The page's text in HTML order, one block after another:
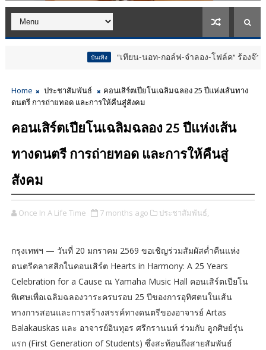
“เทียน-นอท-กอล์ฟ-จำลอง-โฟล์ค” ร้องจ๊าก!! อุปก
Home ประชาสัมพันธ์
คอนเสิร์ตเปียโนเฉลิมฉลอง 25 ปีแห่งเส้นทาง
ดนตรี การถ่ายทอด และการให้คืนสู่สังคม
คอนเสิร์ตเปียโนเฉลิมฉลอง 25 ปีแห่งเส้น
ทางดนตรี การถ่ายทอด และการให้คืนสู่
สังคม
Once In A Life Time 7 months ago ประชาสัมพันธ์,
กรุงเทพฯ — วันที่ 20 มกราคม 2569 ขอเชิญร่วมสัมผัสค่ำคืนแห่ง
ดนตรีคลาสสิกในคอนเสิร์ต Hearts in Harmony: A 25 Years
Celebration for a Cause ณ Yamaha Music Hall คอนเสิร์ตเปียโน
พิเศษเพื่อเฉลิมฉลองวาระครบรอบ 25 ปีของการอุทิศตนในเส้น
ทางการสอนและการสร้างสรรค์ทางดนตรีของอาจารย์ Artas
Balakauskas และ อาจารย์อินทุอร ศรีกรานนท์ ร่วมกับ ลูกศิษย์รุ่น
แรก (First Generation of Students) ซึ่งสะท้อนถึงสายสัมพันธ์